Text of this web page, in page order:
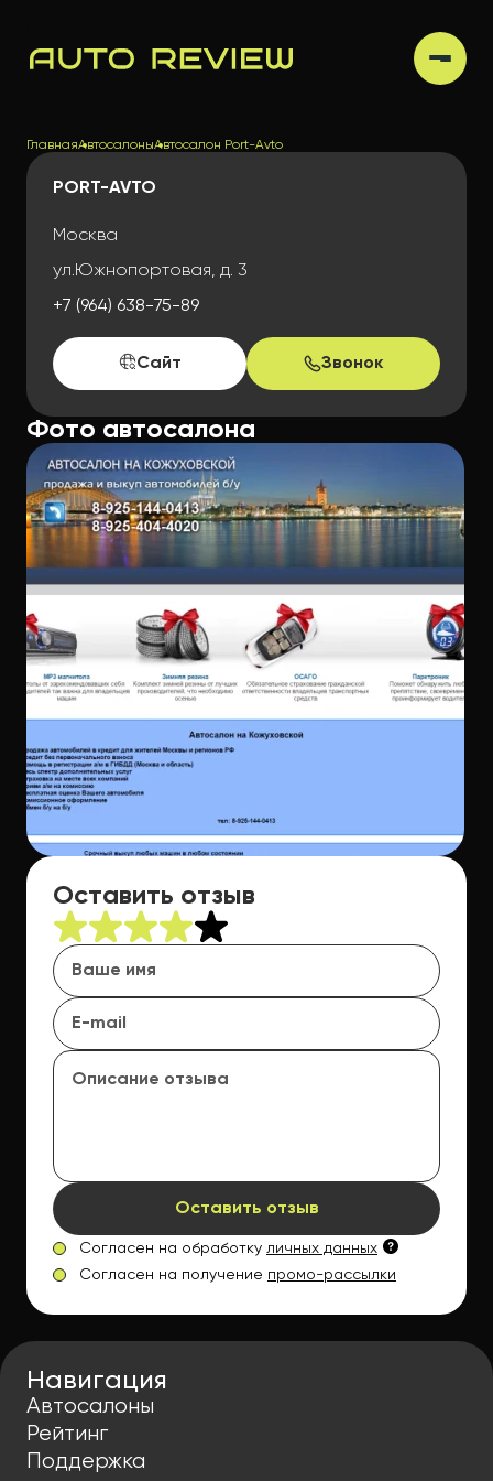
ГлавнаяАвтосалоныАвтосалон Port-Avto
PORT-AVTO
Москва
ул.Южнопортовая, д. 3
+7 (964) 638-75-89
Сайт Звонок
Фото автосалона
Оставить отзыв
Оставить отзыв
Согласен на обработку личных данных
Согласен на получение промо-рассылки
Навигация
Автосалоны
Рейтинг
Поддержка